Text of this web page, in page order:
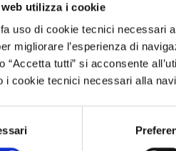
utilizza i cookie
uso di cookie tecnici necessari
migliorare l’esperienza di
“Accetta tutti” si acconsente
i cookie tecnici necessari alla
Italia-
AREA DI
Area di